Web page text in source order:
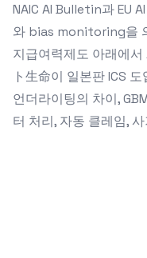
NAIC AI Bulletin과 EU
와 bias monitoring을
지급여력제도 아래에
ト生命이 일본판 ICS
언더라이팅의 차이,
터 처리, 자동 클레임,